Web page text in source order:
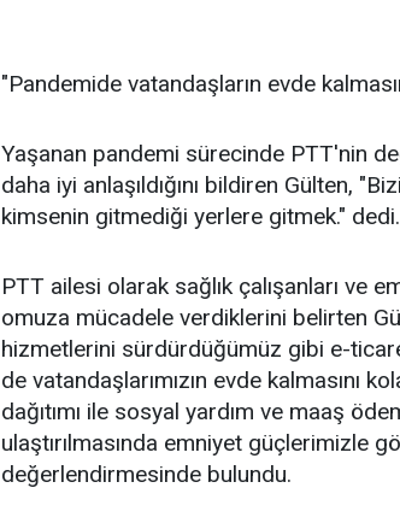
"Pandemide vatandaşların evde
Yaşanan pandemi sürecinde PTT'nin
daha iyi anlaşıldığını bildiren Gülten,
kimsenin gitmediği yerlere gitmek." dedi.
PTT ailesi olarak sağlık çalışanları ve
omuza mücadele verdiklerini belirten
hizmetlerini sürdürdüğümüz gibi e-
de vatandaşlarımızın evde kalmasını
dağıtımı ile sosyal yardım ve maaş
ulaştırılmasında emniyet güçlerimizle
değerlendirmesinde bulundu.